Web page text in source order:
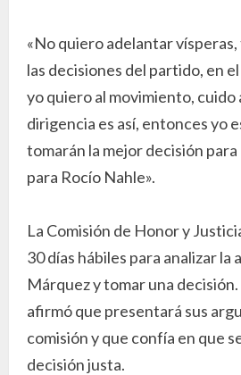
«No quiero adelantar
las decisiones del partido, en
yo quiero al movimiento, cuido
dirigencia es así, entonces yo
tomarán la mejor decisión
para Rocío Nahle».
La Comisión de Honor y
30 días hábiles para analizar la
Márquez y tomar una
afirmó que presentará sus
comisión y que confía en que
decisión justa.